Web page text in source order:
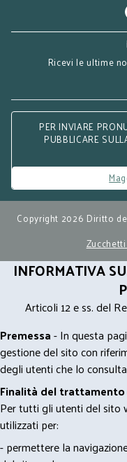
Ricevi le ultime
PER INVIARE
PUBBLICARE
Copyright 2026 Diritto
INFORMATIVA
Articoli 12 e ss. del
Premessa- In questa
gestione del sito con
degli utenti che lo
Finalità del
Per tutti gli utenti del sito
utilizzati per:
- permettere la